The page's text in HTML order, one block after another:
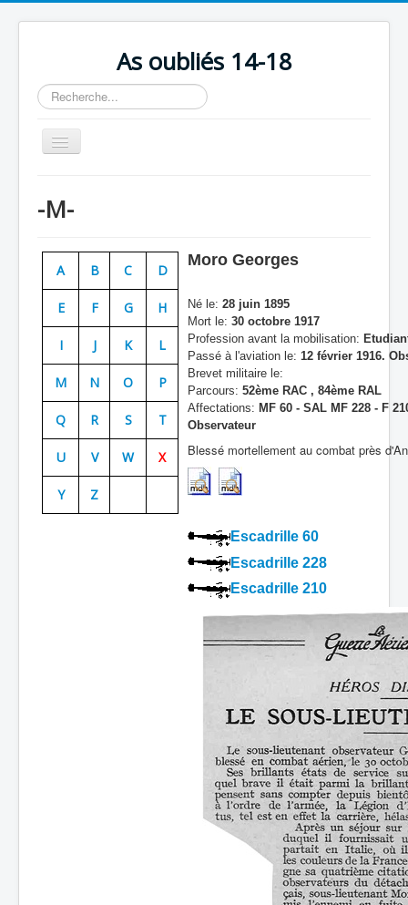
As oubliés 14-18
Rechercher
Basculer
la
Chronologie
Escadrilles
Organisation
Avions
Personnels
Doctrines
Batailles
Les As
Cahiers des As
-M-
A B C D
E F G H
I J K L
M N O P
Q R S T
U V W X
Y Z
Moro Georges
Né le: 28 juin 1895
Mort le: 30 octobre 1917
Profession avant la mobilisation:
Passé à l'aviation le: 12 février 1916.
Brevet militaire le:
Parcours: 52ème RAC , 84ème RAL
Affectations: MF 60 - SAL MF 228 - F
Observateur
Blessé mortellement au combat près
Escadrille 60
Escadrille 228
Escadrille 210